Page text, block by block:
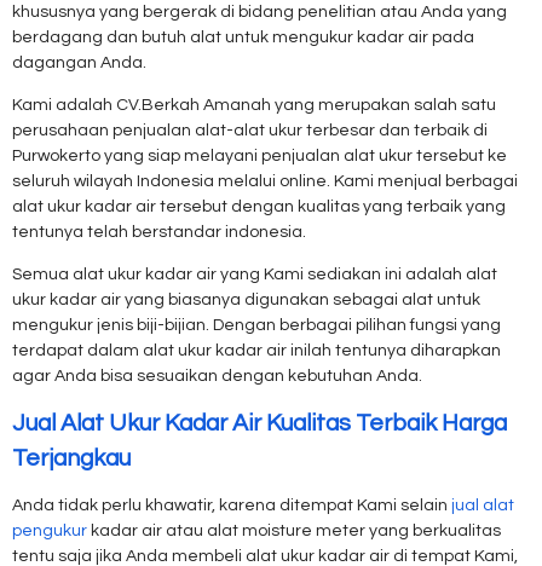
khususnya yang bergerak di bidang penelitian atau Anda yang
berdagang dan butuh alat untuk mengukur kadar air pada
dagangan Anda.
Kami adalah CV.Berkah Amanah yang merupakan salah satu
perusahaan penjualan alat-alat ukur terbesar dan terbaik di
Purwokerto yang siap melayani penjualan alat ukur tersebut ke
seluruh wilayah Indonesia melalui online. Kami menjual berbagai
alat ukur kadar air tersebut dengan kualitas yang terbaik yang
tentunya telah berstandar indonesia.
Semua alat ukur kadar air yang Kami sediakan ini adalah alat
ukur kadar air yang biasanya digunakan sebagai alat untuk
mengukur jenis biji-bijian. Dengan berbagai pilihan fungsi yang
terdapat dalam alat ukur kadar air inilah tentunya diharapkan
agar Anda bisa sesuaikan dengan kebutuhan Anda.
Jual Alat Ukur Kadar Air Kualitas Terbaik Harga
Terjangkau
Anda tidak perlu khawatir, karena ditempat Kami selain jual alat
pengukur kadar air atau alat moisture meter yang berkualitas
tentu saja jika Anda membeli alat ukur kadar air di tempat Kami,